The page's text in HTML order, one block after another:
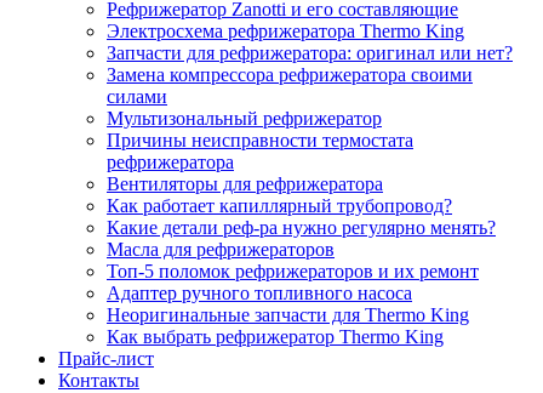
Рефрижератор Zanotti и его составляющие
Электросхема рефрижератора Thermo King
Запчасти для рефрижератора: оригинал или нет?
Замена компрессора рефрижератора своими
силами
Мультизональный рефрижератор
Причины неисправности термостата
рефрижератора
Вентиляторы для рефрижератора
Как работает капиллярный трубопровод?
Какие детали реф-ра нужно регулярно менять?
Масла для рефрижераторов
Топ-5 поломок рефрижераторов и их ремонт
Адаптер ручного топливного насоса
Неоригинальные запчасти для Thermo King
Как выбрать рефрижератор Thermo King
Прайс-лист
Контакты